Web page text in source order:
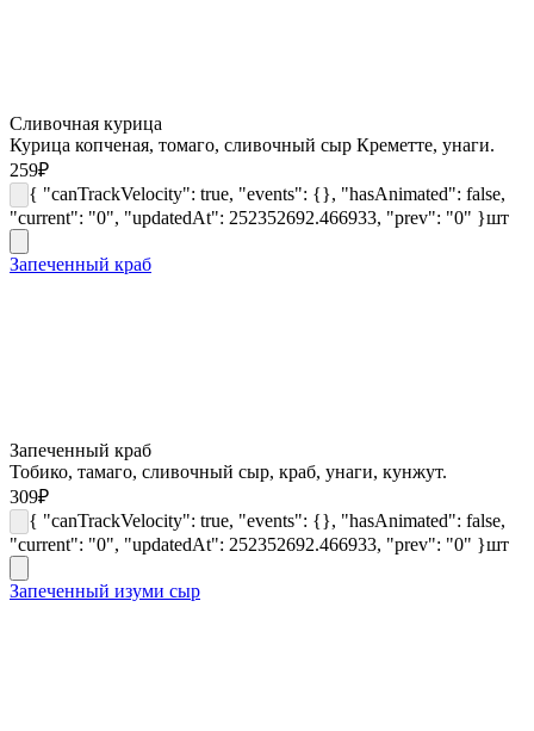
Сливочная курица
Курица копченая, томаго, сливочный сыр Креметте, унаги.
259₽
{ "canTrackVelocity": true, "events": {}, "hasAnimated": false,
"current": "0", "updatedAt": 252352692.466933, "prev": "0" }шт
Запеченный краб
Запеченный краб
Тобико, тамаго, сливочный сыр, краб, унаги, кунжут.
309₽
{ "canTrackVelocity": true, "events": {}, "hasAnimated": false,
"current": "0", "updatedAt": 252352692.466933, "prev": "0" }шт
Запеченный изуми сыр